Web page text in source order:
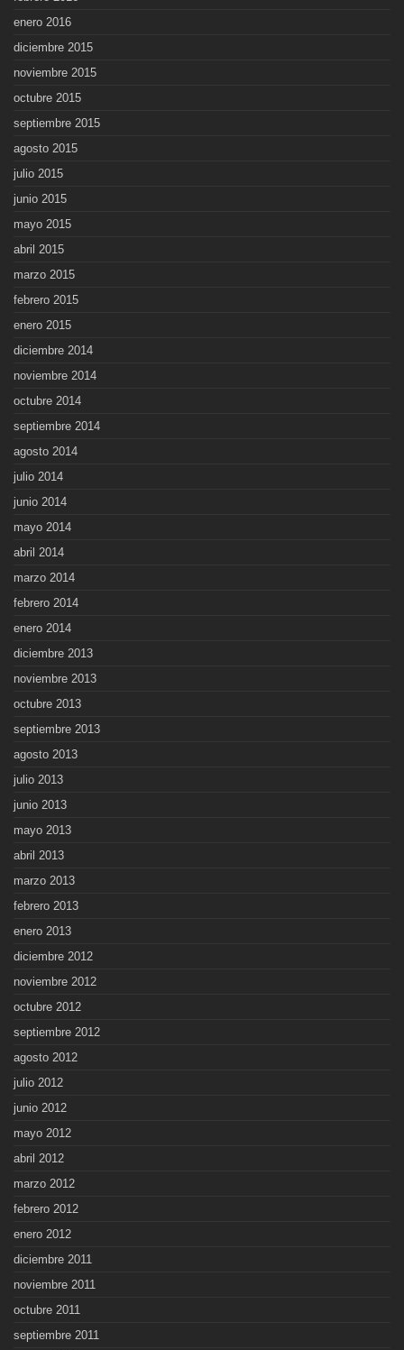
enero 2016
diciembre 2015
noviembre 2015
octubre 2015
septiembre 2015
agosto 2015
julio 2015
junio 2015
mayo 2015
abril 2015
marzo 2015
febrero 2015
enero 2015
diciembre 2014
noviembre 2014
octubre 2014
septiembre 2014
agosto 2014
julio 2014
junio 2014
mayo 2014
abril 2014
marzo 2014
febrero 2014
enero 2014
diciembre 2013
noviembre 2013
octubre 2013
septiembre 2013
agosto 2013
julio 2013
junio 2013
mayo 2013
abril 2013
marzo 2013
febrero 2013
enero 2013
diciembre 2012
noviembre 2012
octubre 2012
septiembre 2012
agosto 2012
julio 2012
junio 2012
mayo 2012
abril 2012
marzo 2012
febrero 2012
enero 2012
diciembre 2011
noviembre 2011
octubre 2011
septiembre 2011